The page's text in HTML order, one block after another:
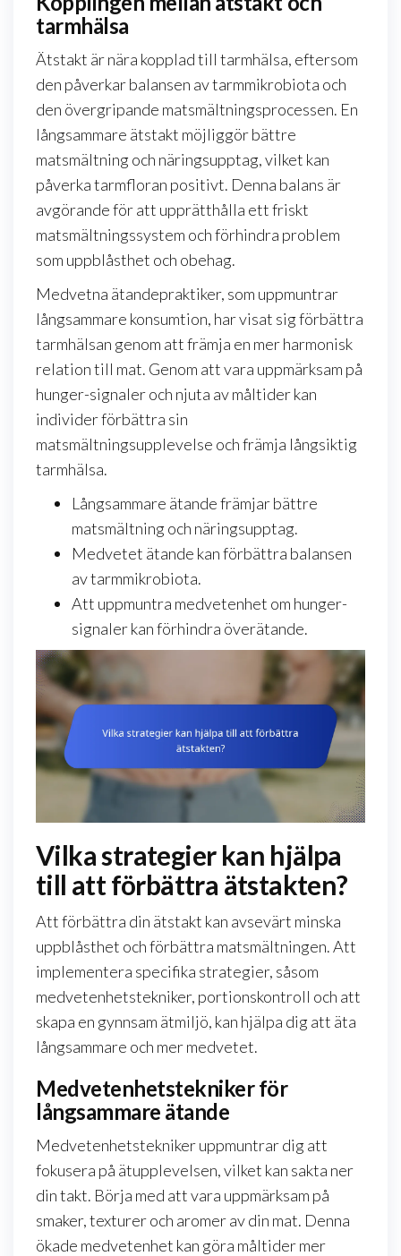
tarmhälsa
Ätstakt är nära kopplad till tarmhälsa, eftersom
den påverkar balansen av tarmmikrobiota och
den övergripande matsmältningsprocessen. En
långsammare ätstakt möjliggör bättre
matsmältning och näringsupptag, vilket kan
påverka tarmfloran positivt. Denna balans är
avgörande för att upprätthålla ett friskt
matsmältningssystem och förhindra problem
som uppblåsthet och obehag.
Medvetna ätandepraktiker, som uppmuntrar
långsammare konsumtion, har visat sig förbättra
tarmhälsan genom att främja en mer harmonisk
relation till mat. Genom att vara uppmärksam på
hunger-signaler och njuta av måltider kan
individer förbättra sin
matsmältningsupplevelse och främja långsiktig
tarmhälsa.
Långsammare ätande främjar bättre
matsmältning och näringsupptag.
Medvetet ätande kan förbättra balansen
av tarmmikrobiota.
Att uppmuntra medvetenhet om hunger-
signaler kan förhindra överätande.
Vilka strategier kan hjälpa
till att förbättra ätstakten?
Att förbättra din ätstakt kan avsevärt minska
uppblåsthet och förbättra matsmältningen. Att
implementera specifika strategier, såsom
medvetenhetstekniker, portionskontroll och att
skapa en gynnsam ätmiljö, kan hjälpa dig att äta
långsammare och mer medvetet.
Medvetenhetstekniker för
långsammare ätande
Medvetenhetstekniker uppmuntrar dig att
fokusera på ätupplevelsen, vilket kan sakta ner
din takt. Börja med att vara uppmärksam på
smaker, texturer och aromer av din mat. Denna
ökade medvetenhet kan göra måltider mer